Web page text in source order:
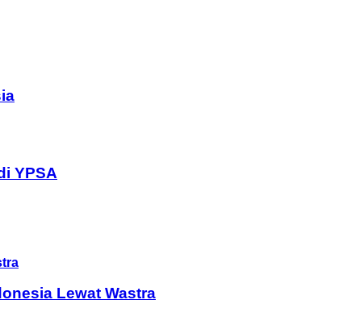
YPSA
Lewat Wastra